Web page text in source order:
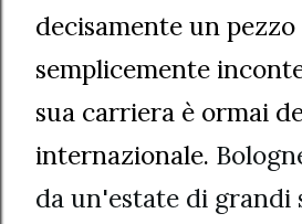
decisamente un
semplicemente
sua carriera è ormai
internazionale.
da un'estate di grandi